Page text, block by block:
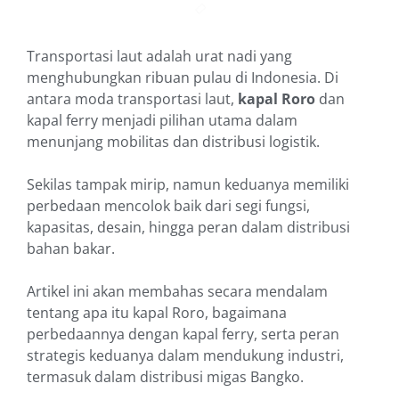
Transportasi laut adalah urat nadi yang
menghubungkan ribuan pulau di Indonesia. Di
antara moda transportasi laut, kapal Roro dan
kapal ferry menjadi pilihan utama dalam
menunjang mobilitas dan distribusi logistik.
Sekilas tampak mirip, namun keduanya memiliki
perbedaan mencolok baik dari segi fungsi,
kapasitas, desain, hingga peran dalam distribusi
bahan bakar.
Artikel ini akan membahas secara mendalam
tentang apa itu kapal Roro, bagaimana
perbedaannya dengan kapal ferry, serta peran
strategis keduanya dalam mendukung industri,
termasuk dalam distribusi migas Bangko.